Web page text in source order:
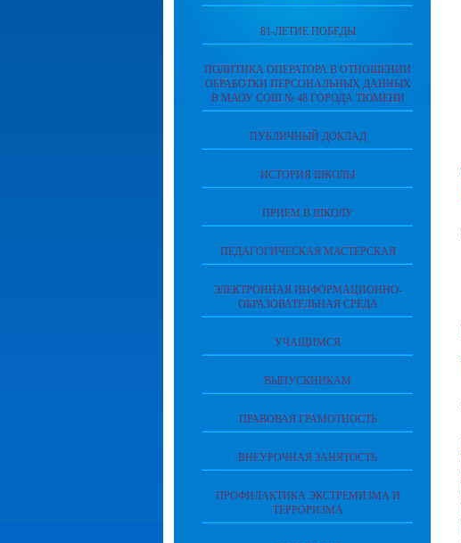
81-ЛЕТИЕ ПОБЕДЫ
ПОЛИТИКА ОПЕРАТОРА В ОТНОШЕНИИ
ОБРАБОТКИ ПЕРСОНАЛЬНЫХ ДАННЫХ
В МАОУ СОШ № 48 ГОРОДА ТЮМЕНИ
ПУБЛИЧНЫЙ ДОКЛАД
ИСТОРИЯ ШКОЛЫ
ПРИЕМ В ШКОЛУ
ПЕДАГОГИЧЕСКАЯ МАСТЕРСКАЯ
ЭЛЕКТРОННАЯ ИНФОРМАЦИОННО-
ОБРАЗОВАТЕЛЬНАЯ СРЕДА
УЧАЩИМСЯ
ВЫПУСКНИКАМ
ПРАВОВАЯ ГРАМОТНОСТЬ
ВНЕУРОЧНАЯ ЗАНЯТОСТЬ
ПРОФИЛАКТИКА ЭКСТРЕМИЗМА И
ТЕРРОРИЗМА